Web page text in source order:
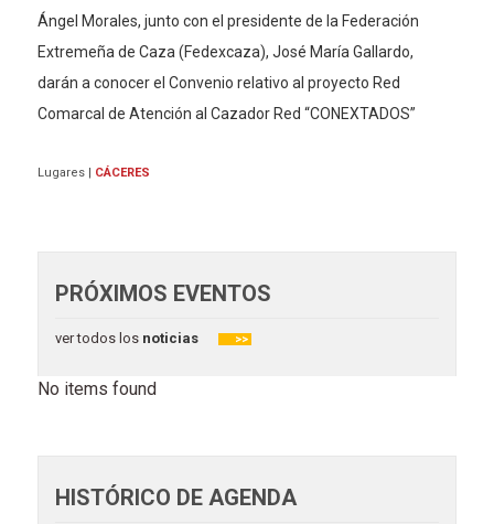
Ángel Morales, junto con el presidente de la Federación
Extremeña de Caza (Fedexcaza), José María Gallardo,
darán a conocer el Convenio relativo al proyecto Red
Comarcal de Atención al Cazador Red “CONEXTADOS”
Lugares | CÁCERES
PRÓXIMOS EVENTOS
ver todos losnoticias >>
No items found
HISTÓRICO DE AGENDA